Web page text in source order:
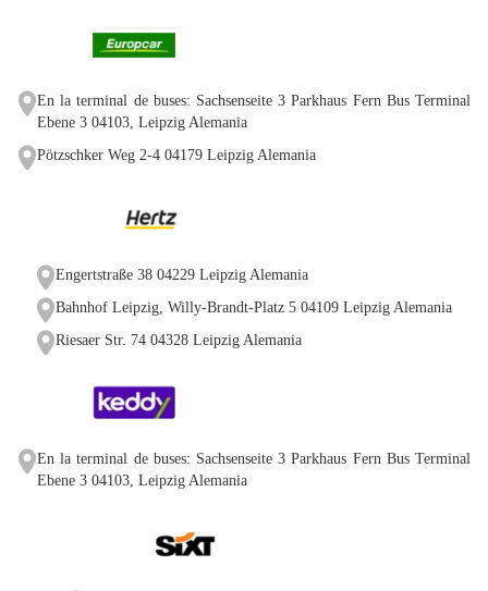
En la terminal de buses: Sachsenseite 3 Parkhaus Fern Bus Terminal
Ebene 3 04103, Leipzig Alemania
Pötzschker Weg 2-4 04179 Leipzig Alemania
Engertstraße 38 04229 Leipzig Alemania
Bahnhof Leipzig, Willy-Brandt-Platz 5 04109 Leipzig Alemania
Riesaer Str. 74 04328 Leipzig Alemania
En la terminal de buses: Sachsenseite 3 Parkhaus Fern Bus Terminal
Ebene 3 04103, Leipzig Alemania